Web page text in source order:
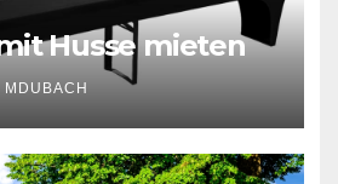
Husse mieten
MDUBACH